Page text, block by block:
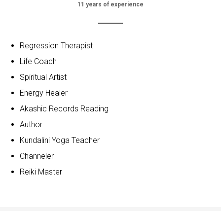
11 years of experience
Regression Therapist
Life Coach
Spiritual Artist
Energy Healer
Akashic Records Reading
Author
Kundalini Yoga Teacher
Channeler
Reiki Master